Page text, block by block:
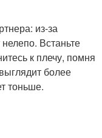
из-за
Встаньте
к плечу, помня
более
тоньше.